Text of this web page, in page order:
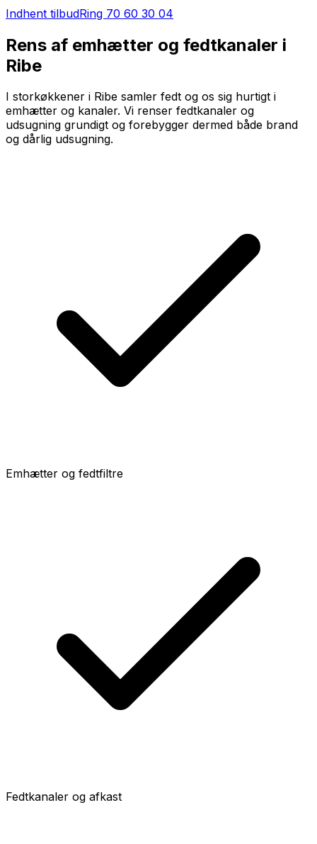
Indhent tilbudRing 70 60 30 04
Rens af emhætter og fedtkanaler i
Ribe
I storkøkkener i Ribe samler fedt og os sig hurtigt i
emhætter og kanaler. Vi renser fedtkanaler og
udsugning grundigt og forebygger dermed både brand
og dårlig udsugning.
Emhætter og fedtfiltre
Fedtkanaler og afkast